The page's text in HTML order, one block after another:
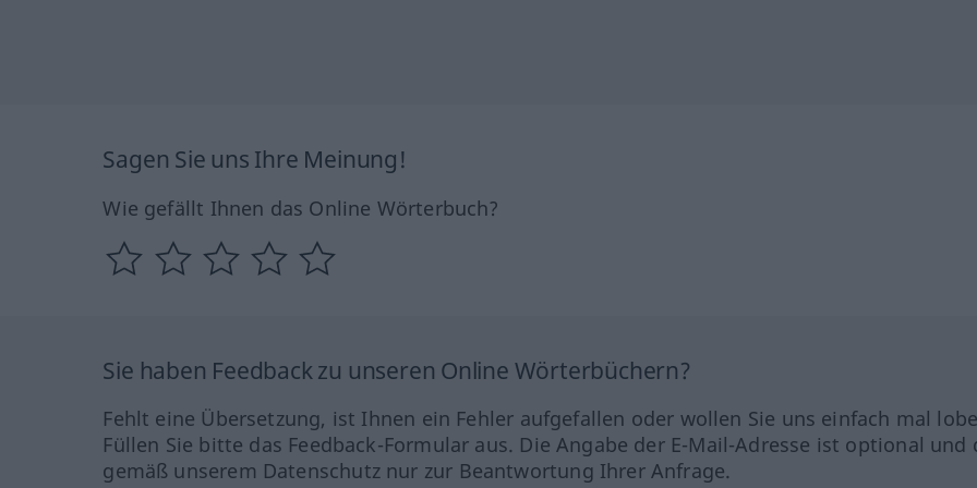
Sagen Sie uns Ihre Meinung!
Wie gefällt Ihnen das Online Wörterbuch?
Sie haben Feedback zu unseren Online Wörterbüchern?
Fehlt eine Übersetzung, ist Ihnen ein Fehler aufgefallen oder wollen Sie uns einfach mal
Füllen Sie bitte das Feedback-Formular aus. Die Angabe der E-Mail-Adresse ist optional und
gemäß unserem Datenschutz nur zur Beantwortung Ihrer Anfrage.